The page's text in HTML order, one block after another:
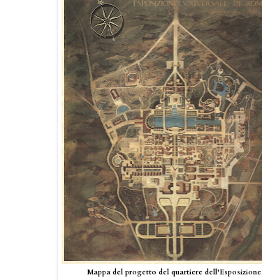
Mappa del progetto del quartiere dell'Esposizione